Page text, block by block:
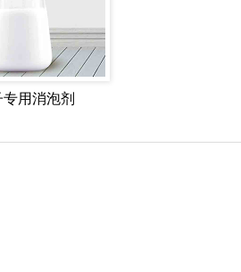
用消泡剂